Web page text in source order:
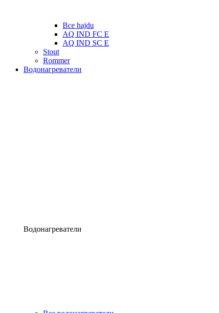
Все hajdu
AQ IND FC E
AQ IND SC E
Stout
Rommer
Водонагреватели
Водонагреватели